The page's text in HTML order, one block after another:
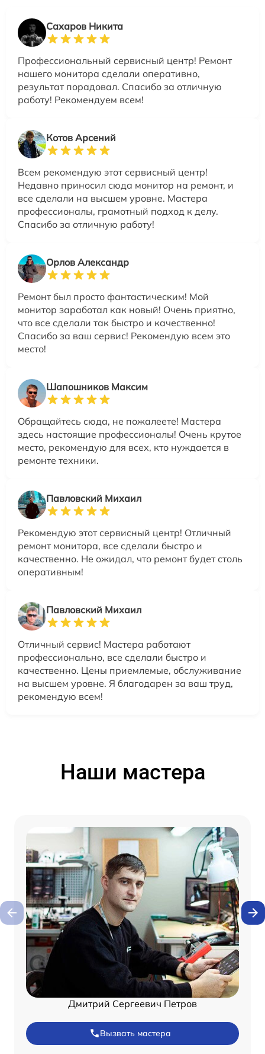
Сахаров Никита
Профессиональный сервисный центр! Ремонт
нашего монитора сделали оперативно,
результат порадовал. Спасибо за отличную
работу! Рекомендуем всем!
Котов Арсений
Всем рекомендую этот сервисный центр!
Недавно приносил сюда монитор на ремонт, и
все сделали на высшем уровне. Мастера
профессионалы, грамотный подход к делу.
Спасибо за отличную работу!
Орлов Александр
Ремонт был просто фантастическим! Мой
монитор заработал как новый! Очень приятно,
что все сделали так быстро и качественно!
Спасибо за ваш сервис! Рекомендую всем это
место!
Шапошников Максим
Обращайтесь сюда, не пожалеете! Мастера
здесь настоящие профессионалы! Очень крутое
место, рекомендую для всех, кто нуждается в
ремонте техники.
Павловский Михаил
Рекомендую этот сервисный центр! Отличный
ремонт монитора, все сделали быстро и
качественно. Не ожидал, что ремонт будет столь
оперативным!
Павловский Михаил
Отличный сервис! Мастера работают
профессионально, все сделали быстро и
качественно. Цены приемлемые, обслуживание
на высшем уровне. Я благодарен за ваш труд,
рекомендую всем!
Наши мастера
Дмитрий Сергеевич Петров
Вызвать мастера